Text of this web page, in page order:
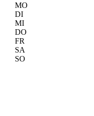
MO
DI
MI
DO
FR
SA
SO